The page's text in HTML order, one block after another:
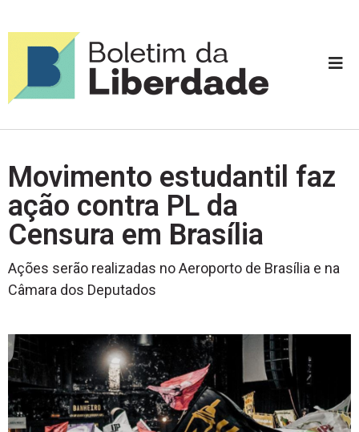
Movimento estudantil faz
ação contra PL da
Censura em Brasília
Ações serão realizadas no Aeroporto de Brasília e na
Câmara dos Deputados